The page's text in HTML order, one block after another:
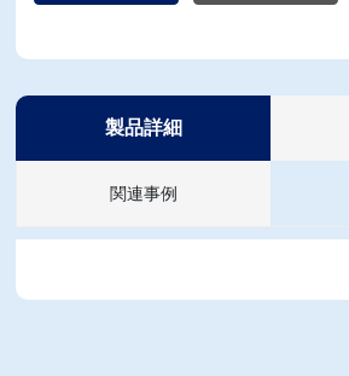
製品詳細
関連事例